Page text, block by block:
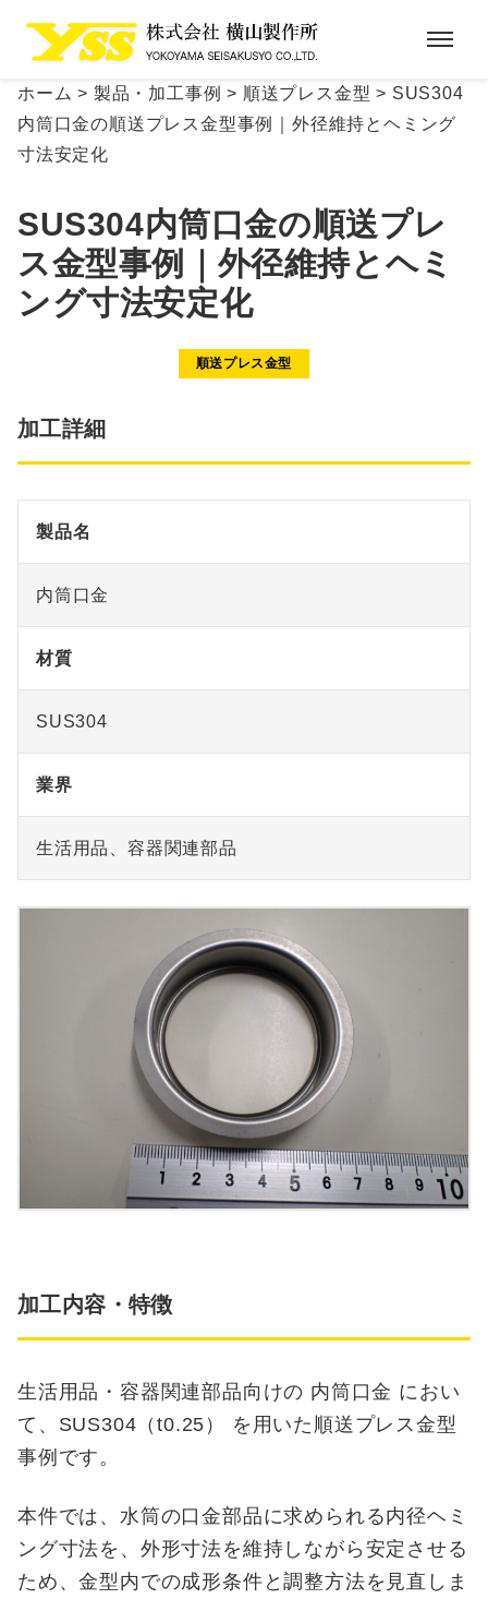
ホーム > 製品・加工事例 > 順送プレス金型 > SUS304
内筒口金の順送プレス金型事例｜外径維持とヘミング
寸法安定化
SUS304内筒口金の順送プレ
ス金型事例｜外径維持とヘミ
ング寸法安定化
順送プレス金型
加工詳細
製品名
内筒口金
材質
SUS304
業界
生活用品、容器関連部品
加工内容・特徴
生活用品・容器関連部品向けの 内筒口金 におい
て、SUS304（t0.25） を用いた順送プレス金型
事例です。
本件では、水筒の口金部品に求められる内径ヘミ
ング寸法を、外形寸法を維持しながら安定させる
ため、金型内での成形条件と調整方法を見直しま